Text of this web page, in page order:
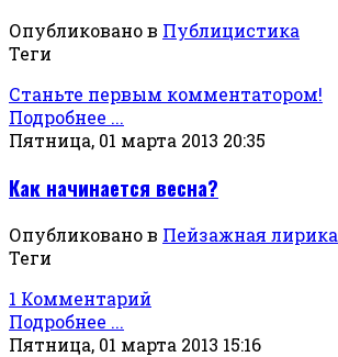
Опубликовано в Публицистика
Теги
Станьте первым комментатором!
Подробнее ...
Пятница, 01 марта 2013 20:35
Как начинается весна?
Опубликовано в Пейзажная лирика
Теги
1 Комментарий
Подробнее ...
Пятница, 01 марта 2013 15:16